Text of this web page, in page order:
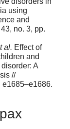
using
and
no. 3, pp.
al. Effect of
and
A
//
e1685–e1686.